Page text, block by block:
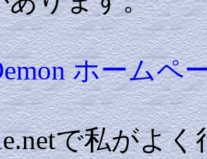
ホームペ
で私がよ